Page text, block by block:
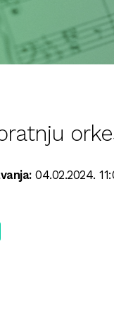
04.02.2024.